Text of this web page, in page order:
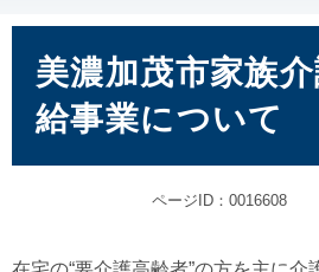
へ
美濃加茂市家族
給事業について
ページID：0016608